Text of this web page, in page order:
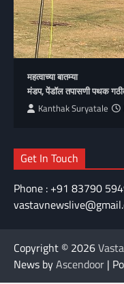
महत्वाच्या बातम्या
मंडप, पेंडॉल तपासणी पथक
Kanthak Suryatale
Get In Touch
Phone : +91 83790
Copyright © 2026
News byAscendoor |